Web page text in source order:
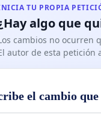
TU PROPIA
algo que
cambios no ocurren
autor de esta petición
el cambio